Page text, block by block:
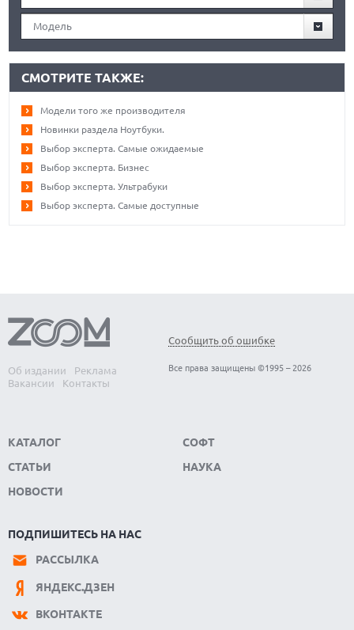
Модель
СМОТРИТЕ ТАКЖЕ:
Модели того же производителя
Новинки раздела Ноутбуки.
Выбор эксперта. Самые ожидаемые
Выбор эксперта. Бизнес
Выбор эксперта. Ультрабуки
Выбор эксперта. Самые доступные
Об издании
Реклама
Вакансии
Контакты
Сообщить об ошибке
Все права защищены ©1995 – 2026
КАТАЛОГ
СТАТЬИ
НОВОСТИ
СОФТ
НАУКА
ПОДПИШИТЕСЬ НА НАС
РАССЫЛКА
ЯНДЕКС.ДЗЕН
ВКОНТАКТЕ